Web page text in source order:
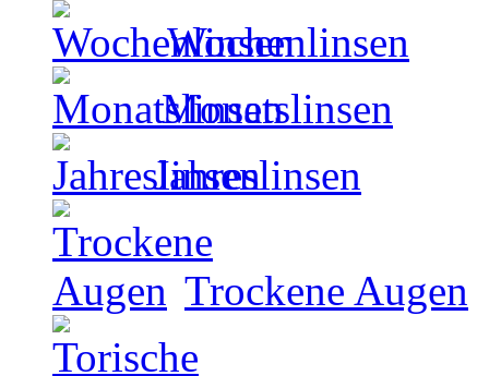
Wochenlinsen
Monatslinsen
Jahreslinsen
Trockene Augen